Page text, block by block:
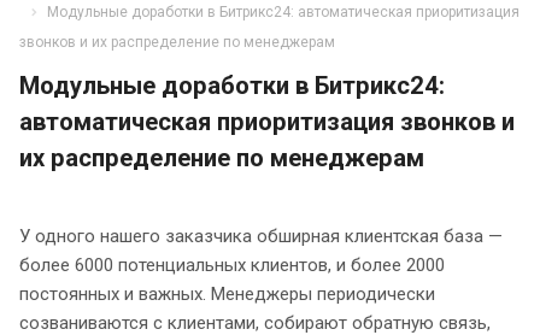
Модульные доработки в Битрикс24: автоматическая приоритизация
звонков и их распределение по менеджерам
Модульные доработки в Битрикс24:
автоматическая приоритизация звонков и
их распределение по менеджерам
У одного нашего заказчика обширная клиентская база —
более 6000 потенциальных клиентов, и более 2000
постоянных и важных. Менеджеры периодически
созваниваются с клиентами, собирают обратную связь,